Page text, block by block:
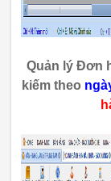
Quản lý Đơn
kiếm theo